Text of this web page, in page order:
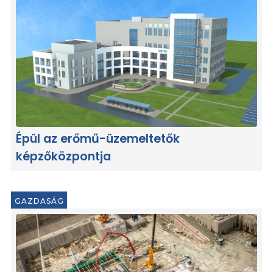
Épül az erőmű-üzemeltetők
képzőközpontja
GAZDASÁG